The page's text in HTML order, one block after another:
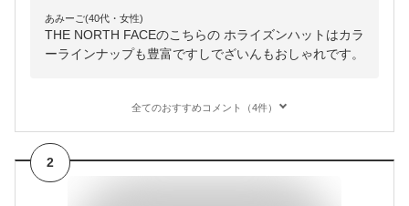
あみーご(40代・女性)
THE NORTH FACEのこちらの ホライズンハットはカラ
ーラインナップも豊富ですしでざいんもおしゃれです。
全てのおすすめコメント（4件）
2